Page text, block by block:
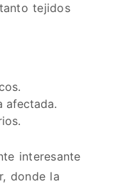
tejidos
afectada.
interesante
donde la